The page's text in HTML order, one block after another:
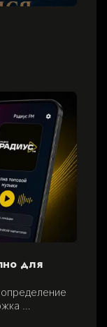
для
с Android